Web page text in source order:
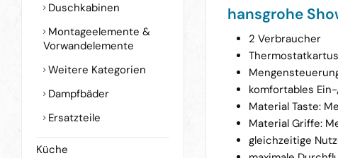
Duschkabinen
Montageelemente &
Vorwandelemente
Weitere Kategorien
Dampfbäder
Ersatzteile
Küche
hansgrohe
2 Verbraucher
komfortables
Material Taste:
Material Griffe:
gleichzeitige